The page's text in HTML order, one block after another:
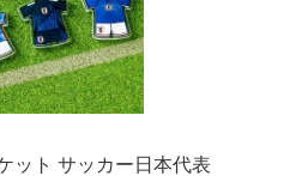
ット サッカー日本代表